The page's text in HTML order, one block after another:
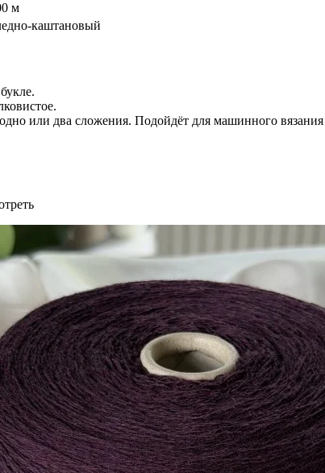
м
каштановый
или два сложения. Подойдёт для машинного вязания